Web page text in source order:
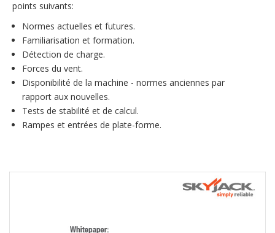
points suivants:
Normes actuelles et futures.
Familiarisation et formation.
Détection de charge.
Forces du vent.
Disponibilité de la machine - normes anciennes par
rapport aux nouvelles.
Tests de stabilité et de calcul.
Rampes et entrées de plate-forme.